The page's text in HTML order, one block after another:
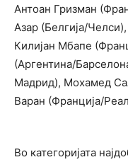
Антоан Гризман
Азар (Белгија/
Килијан Мбапе
(Аргентина/
Мадрид), Мохамед
Варан (Франција/
Во категоријата